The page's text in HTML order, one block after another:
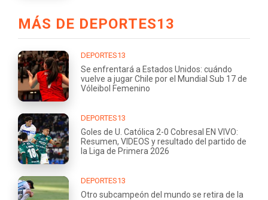
MÁS DE DEPORTES13
DEPORTES13
Se enfrentará a Estados Unidos: cuándo
vuelve a jugar Chile por el Mundial Sub 17 de
Vóleibol Femenino
DEPORTES13
Goles de U. Católica 2-0 Cobresal EN VIVO:
Resumen, VIDEOS y resultado del partido de
la Liga de Primera 2026
DEPORTES13
Otro subcampeón del mundo se retira de la